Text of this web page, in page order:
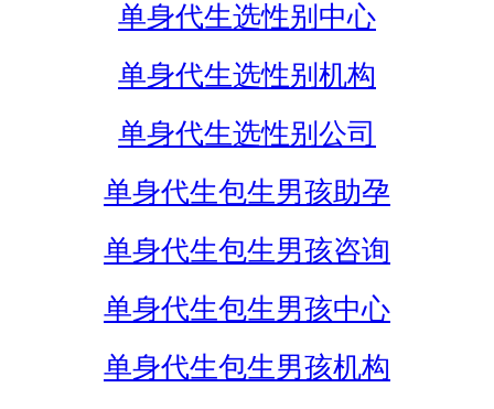
单身代生选性别中心
单身代生选性别机构
单身代生选性别公司
单身代生包生男孩助孕
单身代生包生男孩咨询
单身代生包生男孩中心
单身代生包生男孩机构